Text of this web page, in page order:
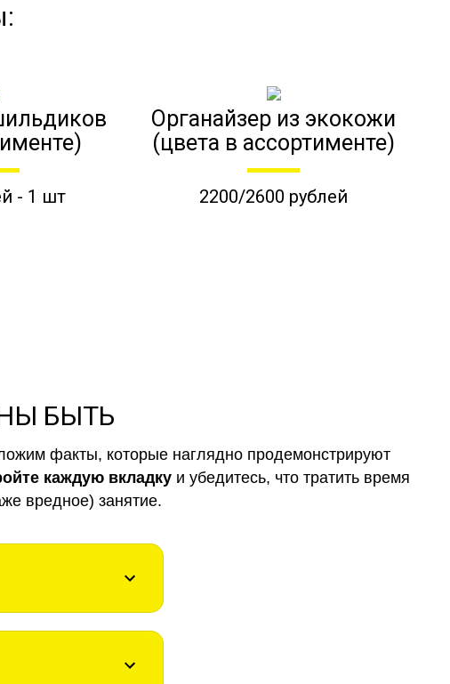
- 1 шт
Органайзер из экокожи
(цвета в ассортименте)
2200/2600 рублей
БЫТЬ
факты, которые наглядно продемонстрируют
каждую вкладку и убедитесь, что тратить время
вредное) занятие.